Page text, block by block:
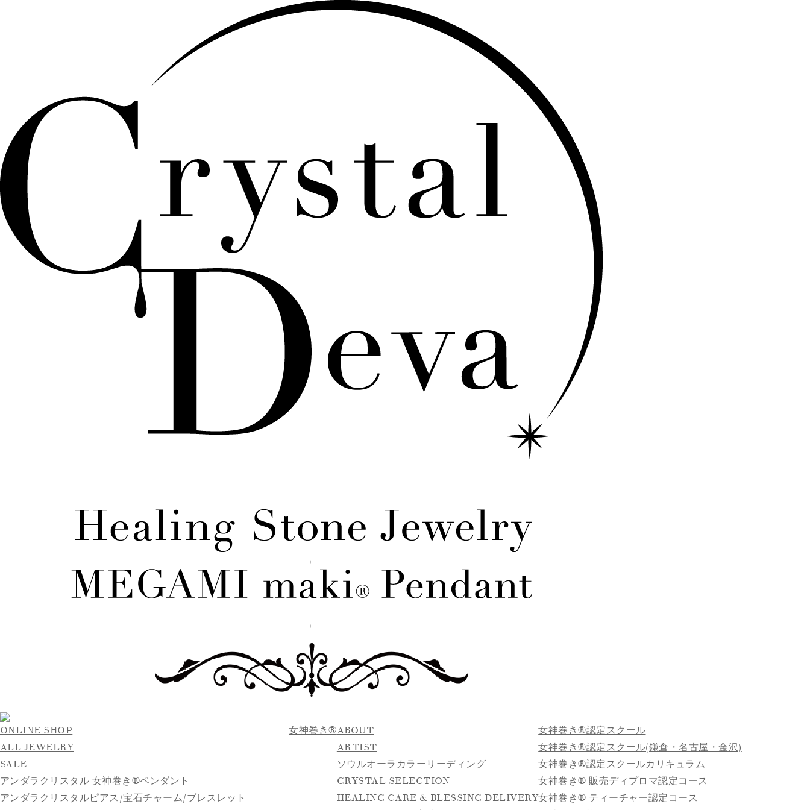
ONLINE SHOP
ALL JEWELRY
SALE
アンダラクリスタル 女神巻き®ペンダント
アンダラクリスタルピアス/宝石チャーム/ブレスレット
女神巻き®ABOUT
ARTIST
ソウルオーラカラーリーディング
CRYSTAL SELECTION
HEALING CARE & BLESSING DELIVERY
女神巻き®認定スクール
女神巻き®認定スクール(鎌倉・名古屋・金沢)
女神巻き®認定スクールカリキュラム
女神巻き® 販売ディプロマ認定コース
女神巻き® ティーチャー認定コース